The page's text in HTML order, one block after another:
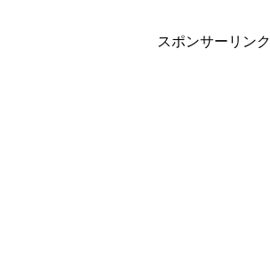
スポンサーリンク